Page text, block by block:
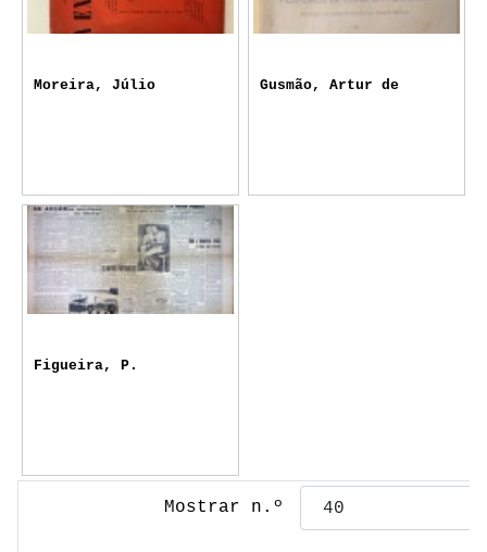
Mostrar n.º
Moreira, Júlio Gusmão, Artur de
Figueira, P.